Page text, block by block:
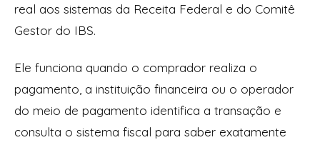
real aos sistemas da Receita Federal e do Comitê
Gestor do IBS.
Ele funciona quando o comprador realiza o
pagamento, a instituição financeira ou o operador
do meio de pagamento identifica a transação e
consulta o sistema fiscal para saber exatamente